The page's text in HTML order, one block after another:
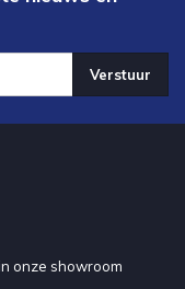
Verstuur
onze showroom